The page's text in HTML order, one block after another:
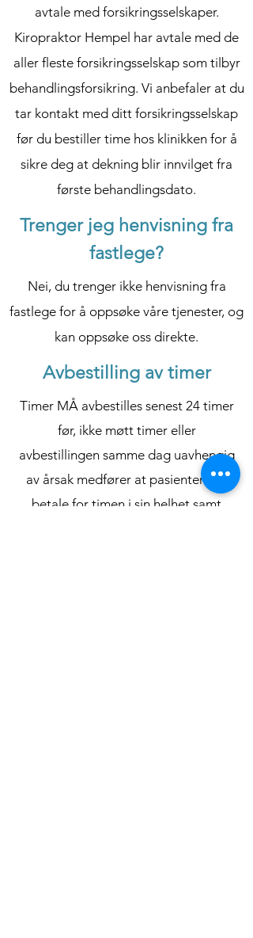
avtale med forsikringsselskaper.
Kiropraktor Hempel har avtale med de
aller fleste forsikringsselskap som tilbyr
behandlingsforsikring. Vi anbefaler at du
tar kontakt med ditt forsikringsselskap
før du bestiller time hos klinikken for å
sikre deg at dekning blir innvilget fra
første behandlingsdato.
Trenger jeg henvisning fra
fastlege?
Nei, du trenger ikke henvisning fra
fastlege for å oppsøke våre tjenester, og
kan oppsøke oss direkte.
Avbestilling av timer
Timer MÅ avbestilles senest 24 timer
før, ikke møtt timer eller
avbestillingen samme dag uavhengig
av årsak medfører at pasienten må
betale for timen i sin helhet samt